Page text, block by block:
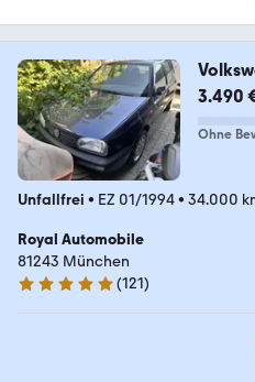
3.490
Ohne
Unfallfrei • EZ 01/1994• 34.000
Royal Automobile
81243 München
4.9 Sterne
(121)